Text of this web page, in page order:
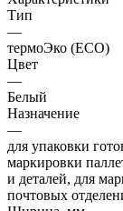
Тип
—
термоЭко (ECO)
Цвет
—
Белый
Назначение
—
для упаковки
маркировки
и деталей, для
почтовых